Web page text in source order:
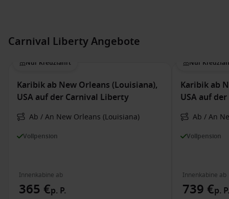
Carnival Liberty Angebote
Nur Kreuzfahrt
Karibik ab New Orleans (Louisiana),
USA auf der Carnival Liberty
Ab / An New Orleans (Louisiana)
Vollpension
Innenkabine ab
365 €p. P.
Nur
Karibik ab
USA auf
Ab / An
Vollpension
Innenkabine ab
739 €p. P.